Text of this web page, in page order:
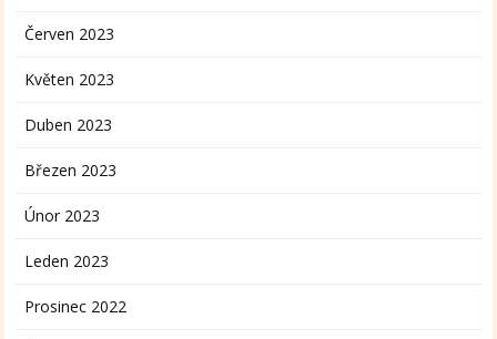
Červen 2023
Květen 2023
Duben 2023
Březen 2023
Únor 2023
Leden 2023
Prosinec 2022